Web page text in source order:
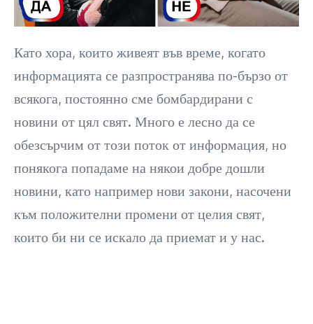
Като хора, които живеят във време, когато
информацията се разпространява по-бързо от
всякога, постоянно сме бомбардирани с
новини от цял ​​свят. Много е лесно да се
обезсърчим от този поток от информация, но
понякога попадаме на някои добре дошли
новини, като например нови закони, насочени
към положителни промени от целия свят,
които би ни се искало да приемат и у нас.